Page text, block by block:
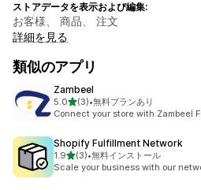
ストアデータを表示および編集:
お客様、 商品、 注文
詳細を見る
類似のアプリ
Zambeel
5.05つ星中
(3)
合計レビュー数：3件
•無料プランあり
Connect your store with Zambeel
Shopify Fulfillment Network
1.95つ星中
(3)
合計レビュー数：3件
•無料インストール
Scale your business with our